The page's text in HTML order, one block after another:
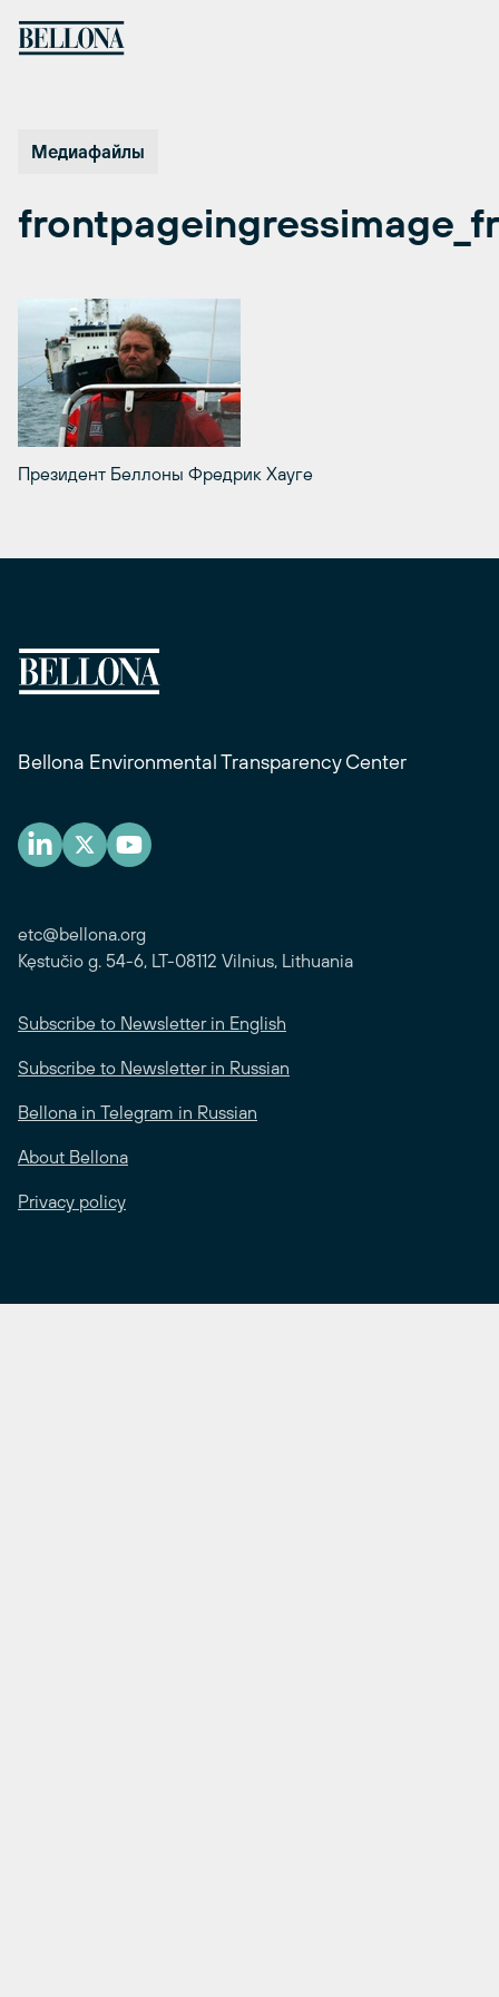
Медиафайлы
Президент Беллоны Фредрик Хауге
Bellona Environmental Transparency Center
etc@bellona.org
Kęstučio g. 54-6, LT-08112 Vilnius, Lithuania
Subscribe to Newsletter in English
Subscribe to Newsletter in Russian
Bellona in Telegram in Russian
About Bellona
Privacy policy